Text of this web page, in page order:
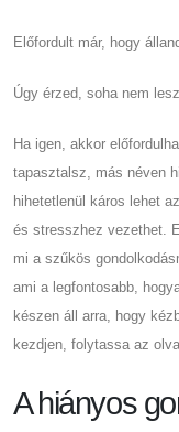
Előfordult már, hogy
Úgy érzed, soha nem
Ha igen, akkor
tapasztalsz, más néven
hihetetlenül káros lehet
és stresszhez vezethet.
mi a szűkös
ami a legfontosabb,
készen áll arra, hogy
kezdjen, folytassa az
A hiányos